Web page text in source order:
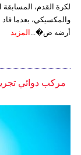
لكرة القدم، المسابقة
أرضه ض�...
المزيد
مركب دوائي